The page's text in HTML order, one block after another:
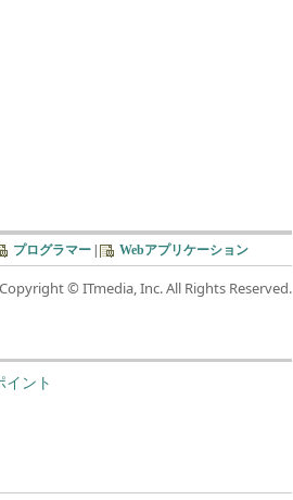
プログラマー Webアプリケーション
Copyright © ITmedia, Inc. All Rights Reserved.
イント